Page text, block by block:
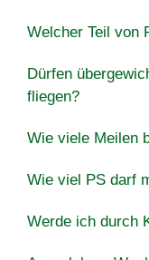
Welcher Teil von
Dürfen
fliegen?
Wie viele Meilen
Wie viel PS darf
Werde ich durch